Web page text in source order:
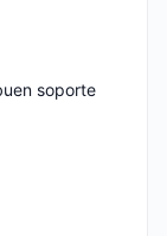
soporte